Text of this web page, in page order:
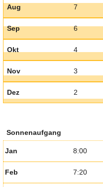
Aug 7
Sep 6
Okt 4
Nov 3
Dez 2
Sonnenaufgang
Jan 8:00
Feb 7:20